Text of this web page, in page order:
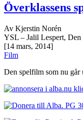
Överklassens
Av Kjerstin Norén
YSL – Jalil Lespert, Den
[14 mars, 2014]
Film
Den spelfilm som nu går